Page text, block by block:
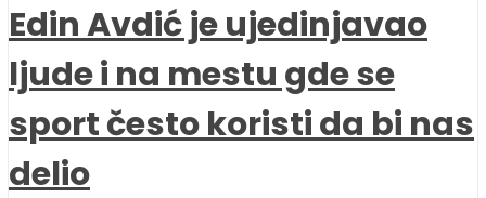
Edin Avdić je ujedinjavao
ljude i na mestu gde se
sport često koristi da bi nas
delio